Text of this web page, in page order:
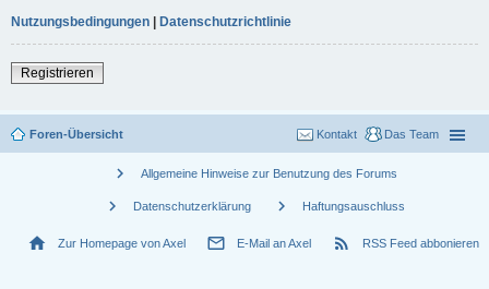
Nutzungsbedingungen | Datenschutzrichtlinie
Registrieren
Foren-Übersicht Das Team
Kontakt
chevron_right Allgemeine Hinweise zur Benutzung des Forums
chevron_right Datenschutzerklärung chevron_right Haftungsauschluss
home Zur Homepage von Axel mail_outline E-Mail an Axel rss_feed RSS Feed abbonieren